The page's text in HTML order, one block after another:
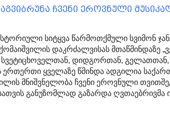
ჩვენი ეროვნული
სიტყვა წარმოთქმული სვიმონ
დაკრძალვისას მთაწმინდაზე
დიდგორთან,
ერთერთი ყველაზე წმინდა ადგილია
მნიშვნელობა ჩვენი ეროვნული
განუზომლად გაზარდა